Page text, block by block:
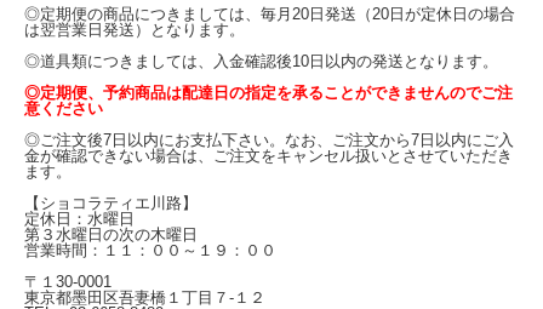
◎定期便の商品につきましては、毎月20日発送（20日が定休日の場合
は翌営業日発送）となります。
◎道具類につきましては、入金確認後10日以内の発送となります。
◎定期便、予約商品は配達日の指定を承ることができませんのでご注
意ください
◎ご注文後7日以内にお支払下さい。なお、ご注文から7日以内にご入
金が確認できない場合は、ご注文をキャンセル扱いとさせていただき
ます。
【ショコラティエ川路】
定休日：水曜日
第３水曜日の次の木曜日
営業時間：１１：００～１９：００
〒１30-0001
東京都墨田区吾妻橋１丁目７-１２